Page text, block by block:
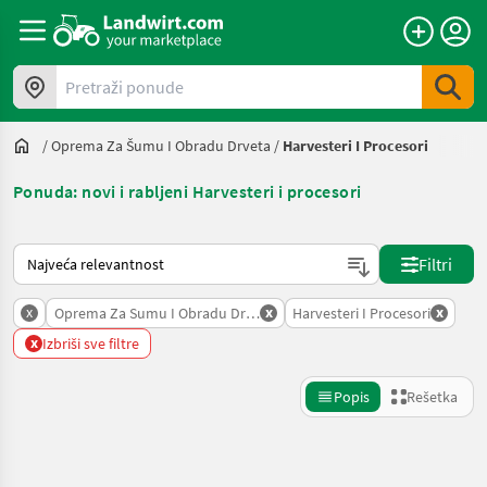
Pretraži ponude
/Oprema Za Šumu I Obradu Drveta / Harvesteri I Procesori
Ponuda: novi i rabljeni Harvesteri i procesori
Tako se sortira na Landwirt.com
Filtri
x Oprema Za Sumu I Obradu Drveta
x Harvesteri I Procesori x
x Izbriši sve filtre
Popis Rešetka